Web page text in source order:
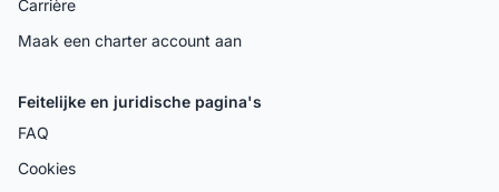
Carrière
Maak een charter account aan
Feitelijke en juridische pagina's
FAQ
Cookies